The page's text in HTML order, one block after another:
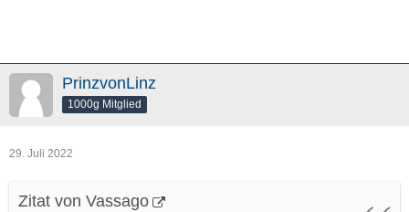
PrinzvonLinz
1000g Mitglied
29. Juli 2022
Zitat von Vassago